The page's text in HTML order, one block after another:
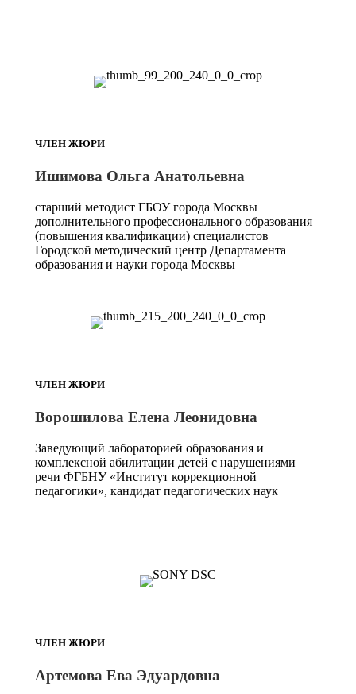
ЧЛЕН ЖЮРИ
Ишимова Ольга Анатольевна
старший методист ГБОУ города Москвы
дополнительного профессионального образования
(повышения квалификации) специалистов
Городской методический центр Департамента
образования и науки города Москвы
ЧЛЕН ЖЮРИ
Ворошилова Елена Леонидовна
Заведующий лабораторией образования и
комплексной абилитации детей с нарушениями
речи ФГБНУ «Институт коррекционной
педагогики», кандидат педагогических наук
ЧЛЕН ЖЮРИ
Артемова Ева Эдуардовна